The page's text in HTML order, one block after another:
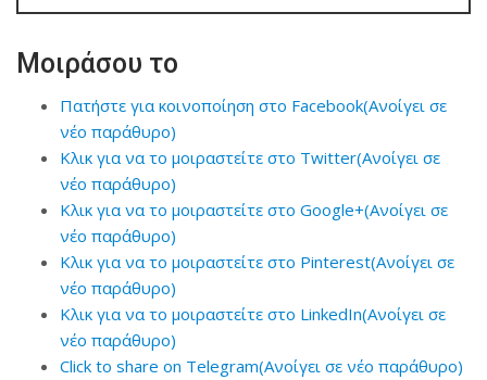
Μοιράσου το
Πατήστε για κοινοποίηση στο Facebook(Ανοίγει σε
νέο παράθυρο)
Κλικ για να το μοιραστείτε στο Twitter(Ανοίγει σε
νέο παράθυρο)
Κλικ για να το μοιραστείτε στο Google+(Ανοίγει σε
νέο παράθυρο)
Κλικ για να το μοιραστείτε στο Pinterest(Ανοίγει σε
νέο παράθυρο)
Κλικ για να το μοιραστείτε στο LinkedIn(Ανοίγει σε
νέο παράθυρο)
Click to share on Telegram(Ανοίγει σε νέο παράθυρο)